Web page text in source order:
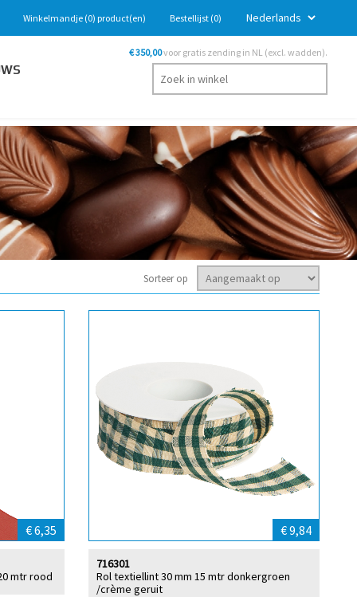
Winkelmandje (0) product(en) Bestellijst (0)
€ 350,00voor gratis zending in NL (excl. wadden).
Sorteer op
€ 6,35
mtr rood
€ 9,84
Rol textiellint 30 mm 15 mtr donkergroen
/crème geruit
716301